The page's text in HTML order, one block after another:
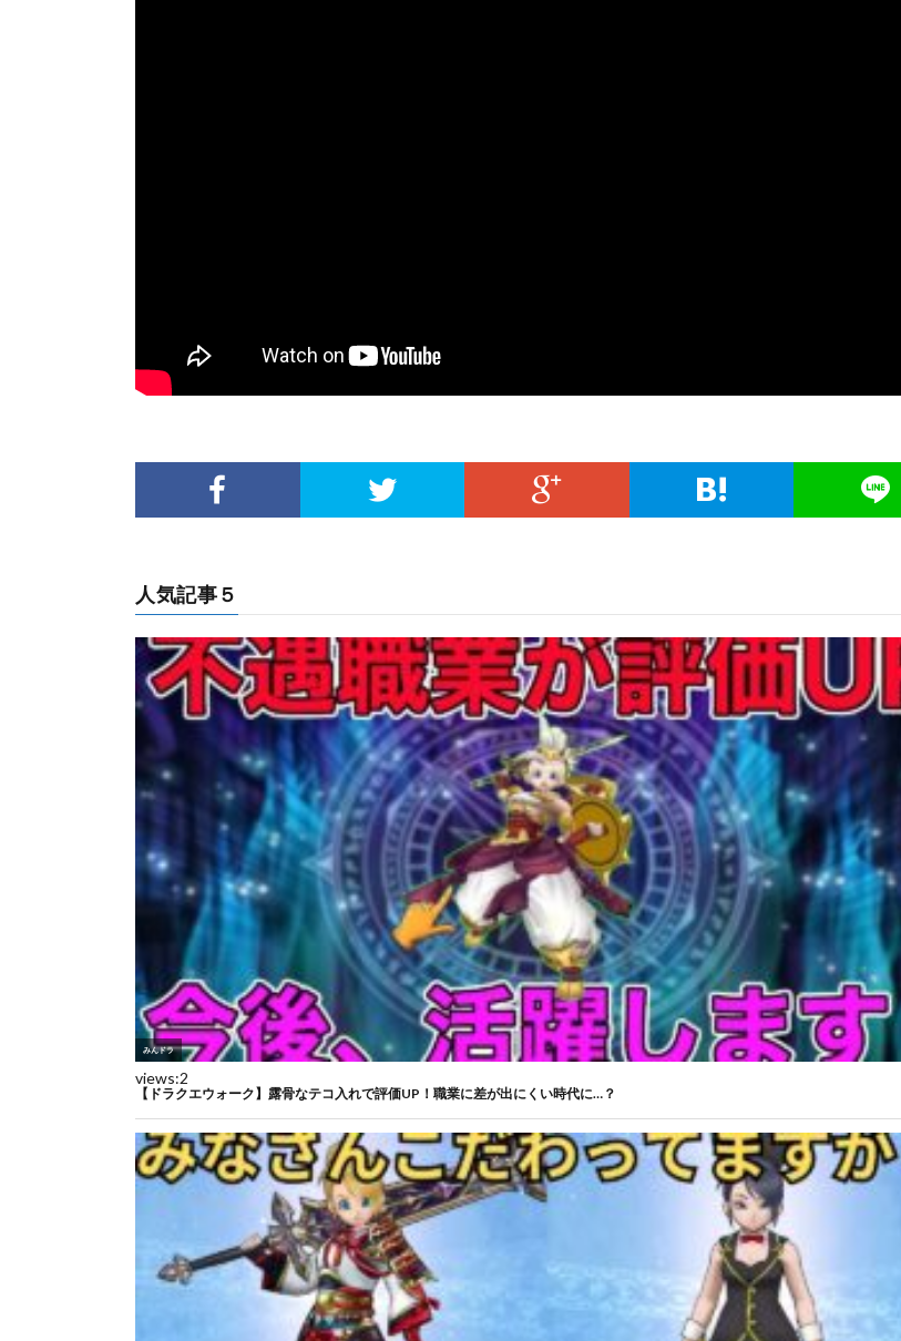
人気記事５